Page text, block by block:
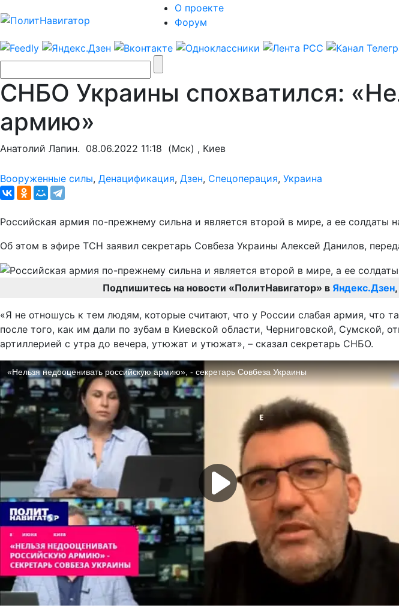
О проекте
Форум
СНБО Украины спохватился:
армию»
Анатолий Лапин. 08.06.2022 11:18 (Мск) , Киев
Вооруженные силы, Денацификация, Дзен, Спецоперация, Украина
Российская армия по-прежнему сильна и является второй в мире, а ее солдаты
Об этом в эфире ТСН заявил секретарь Совбеза Украины Алексей Данилов,
Подпишитесь на новости «ПолитНавигатор» в Яндекс.Дзен,
«Я не отношусь к тем людям, которые считают, что у России слабая армия, что
после того, как им дали по зубам в Киевской области, Черниговской, Сумской,
артиллерией с утра до вечера, утюжат и утюжат», – сказал секретарь СНБО.